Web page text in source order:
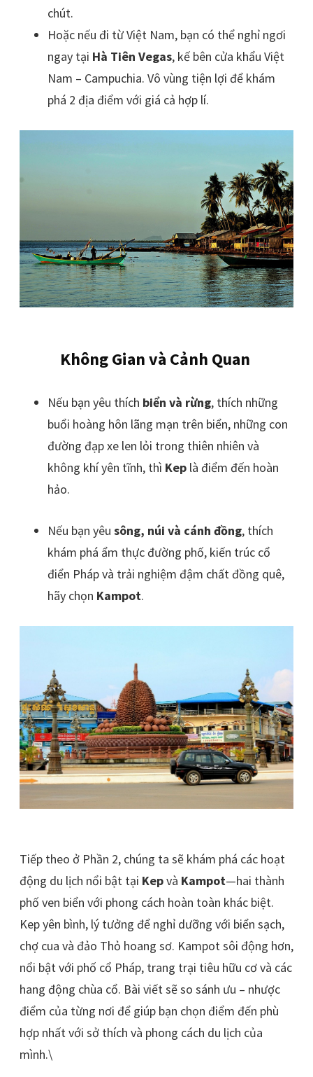
chút.
Hoặc nếu đi từ Việt Nam, bạn có thể nghỉ ngơi
ngay tại Hà Tiên Vegas, kế bên cửa khẩu Việt
Nam – Campuchia. Vô vùng tiện lợi để khám
phá 2 địa điểm với giá cả hợp lí.
Không Gian và Cảnh Quan
Nếu bạn yêu thích biển và rừng, thích những
buổi hoàng hôn lãng mạn trên biển, những con
đường đạp xe len lỏi trong thiên nhiên và
không khí yên tĩnh, thì Kep là điểm đến hoàn
hảo.
Nếu bạn yêu sông, núi và cánh đồng, thích
khám phá ẩm thực đường phố, kiến trúc cổ
điển Pháp và trải nghiệm đậm chất đồng quê,
hãy chọn Kampot.
Tiếp theo ở Phần 2, chúng ta sẽ khám phá các hoạt
động du lịch nổi bật tại Kepvà Kampot—hai thành
phố ven biển với phong cách hoàn toàn khác biệt.
Kep yên bình, lý tưởng để nghỉ dưỡng với biển sạch,
chợ cua và đảo Thỏ hoang sơ. Kampot sôi động hơn,
nổi bật với phố cổ Pháp, trang trại tiêu hữu cơ và các
hang động chùa cổ. Bài viết sẽ so sánh ưu – nhược
điểm của từng nơi để giúp bạn chọn điểm đến phù
hợp nhất với sở thích và phong cách du lịch của
mình.\